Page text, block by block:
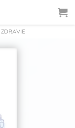
ZDRAVIE